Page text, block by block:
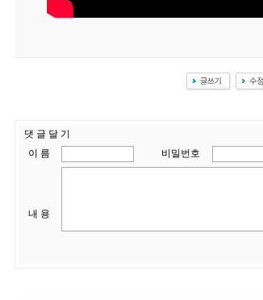
댓 글 달 기
이 름
비밀번호
내 용